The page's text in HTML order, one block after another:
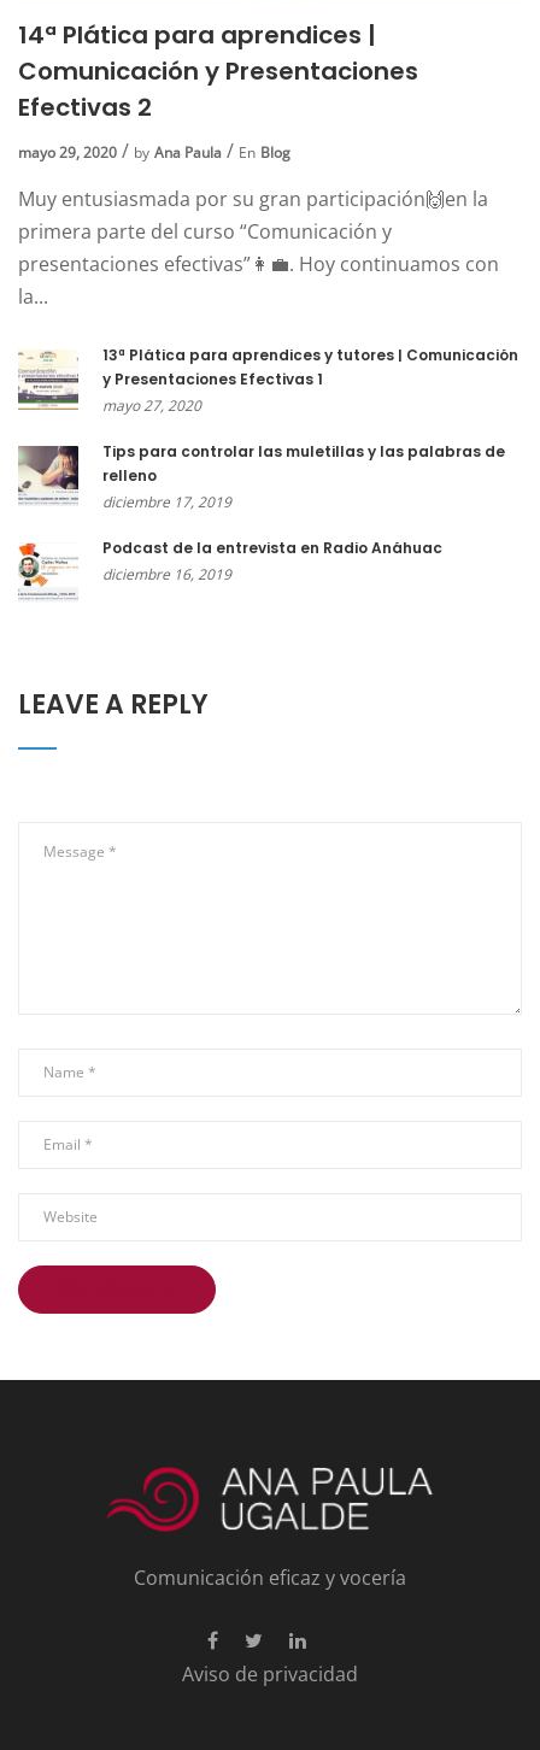
14ª Plática para aprendices |
Comunicación y Presentaciones
Efectivas 2
mayo 29, 2020 by Ana Paula En Blog
Muy entusiasmada por su gran participación🙌en la
primera parte del curso “Comunicación y
presentaciones efectivas”👩‍💼. Hoy continuamos con
la...
13ª Plática para aprendices y tutores | Comunicación
y Presentaciones Efectivas 1
mayo 27, 2020
Tips para controlar las muletillas y las palabras de
relleno
diciembre 17, 2019
Podcast de la entrevista en Radio Anáhuac
diciembre 16, 2019
LEAVE A REPLY
Comunicación eficaz y vocería
Aviso de privacidad